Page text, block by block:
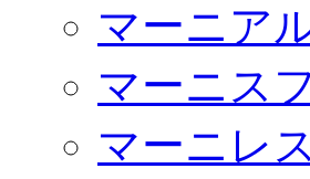
マーニア
マーニス
マーニレ